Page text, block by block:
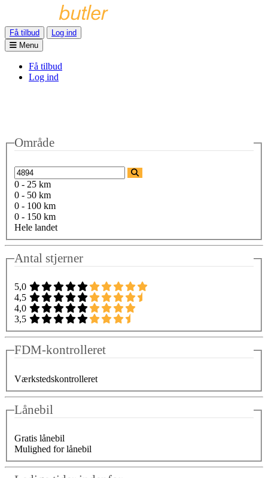
Få tilbud
Log ind
Menu
Få tilbud
Log ind
Område
0 - 25 km
0 - 50 km
0 - 100 km
0 - 150 km
Hele landet
Antal stjerner
5,0
4,5
4,0
3,5
FDM-kontrolleret
Værkstedskontrolleret
Lånebil
Gratis lånebil
Mulighed for lånebil